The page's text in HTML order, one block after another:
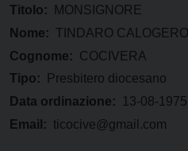
Titolo:
MONSIGNORE
Nome: TINDARO CALOGERO
Cognome: COCIVERA
Tipo:
Presbitero diocesano
Data ordinazione:
13-08-1975
Email: ticocive@gmail.com